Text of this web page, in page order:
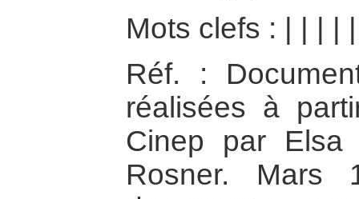
Mots clefs :
Réf. :
réalisées à
Cinep par Elsa
Rosner. Mars